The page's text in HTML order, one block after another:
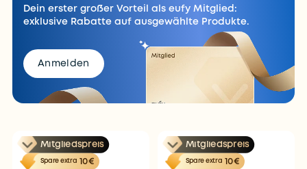
Dein erster großer Vorteil als eufy Mitglied:
exklusive Rabatte auf ausgewählte Produkte.
Anmelden
Mitgliedspreis
Spare extra 10€
Mitgliedspreis
Spare extra 10€